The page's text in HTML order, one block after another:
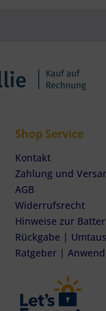
Shop Service
Kontakt
Zahlung und
AGB
Widerrufsrecht
Hinweise zur
Rückgabe |
Ratgeber |